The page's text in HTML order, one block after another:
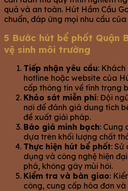
quả và an toàn. Hút Hầm Cầu
chuẩn, đáp ứng mọi nhu cầu
5 Bước hút bể phốt Quận
vệ sinh môi trường
Tiếp nhận yêu cầu:
hotline hoặc website của
cấp thông tin về tình trạng
Khảo sát miễn phí: Đội
nơi để đánh giá dung tích
đề xuất giải pháp.
Báo giá minh bạch: Cung
dựa trên khối lượng chất
Thực hiện hút bể phốt: Sử
dụng và công nghệ hiện
phá, không gây mùi hôi.
Kiểm tra và bàn giao:
công, cung cấp hóa đơn